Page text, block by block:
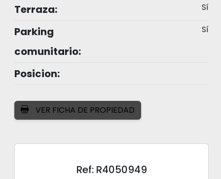
Terraza: Sí
Parking
comunitario:
Sí
Posicion:
VER FICHA DE PROPIEDAD
Ref: R4050949